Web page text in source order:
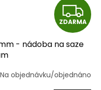
Z
D
A
R
ZDARMA
- nádoba na saze
Na objednávku/objednáno